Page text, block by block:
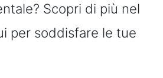
Scopri di più nel
per soddisfare le tue